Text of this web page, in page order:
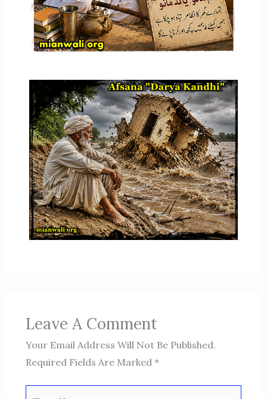
Leave A Comment
Your Email Address Will Not Be Published.
Required Fields Are Marked *